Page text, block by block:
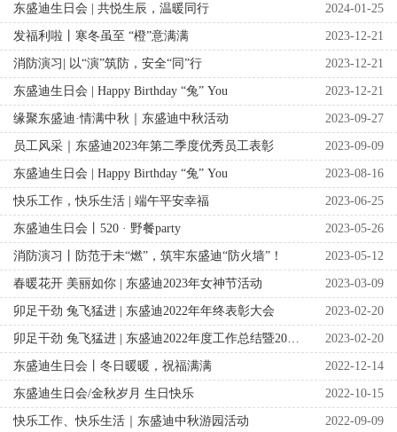
东盛迪生日会 | 共悦生辰，温暖同行 2024-01-25
发福利啦丨寒冬虽至 “橙”意满满 2023-12-21
消防演习| 以“演”筑防，安全“同”行 2023-12-21
东盛迪生日会 | Happy Birthday “兔” You 2023-12-21
缘聚东盛迪·情满中秋｜东盛迪中秋活动 2023-09-27
员工风采｜东盛迪2023年第二季度优秀员工表彰 2023-09-09
东盛迪生日会 | Happy Birthday “兔” You 2023-08-16
快乐工作，快乐生活 | 端午平安幸福 2023-06-25
东盛迪生日会丨520 · 野餐party 2023-05-26
消防演习丨防范于未“燃”，筑牢东盛迪“防火墙”！ 2023-05-12
春暖花开 美丽如你 | 东盛迪2023年女神节活动 2023-03-09
卯足干劲 兔飞猛进 | 东盛迪2022年年终表彰大会 2023-02-20
2023-02-20
东盛迪生日会丨冬日暖暖，祝福满满 2022-12-14
东盛迪生日会/金秋岁月 生日快乐 2022-10-15
快乐工作、快乐生活｜东盛迪中秋游园活动 2022-09-09